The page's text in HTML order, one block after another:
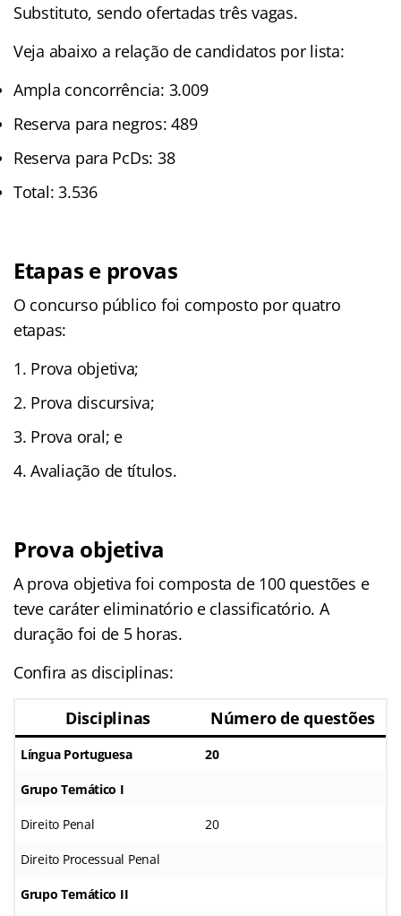
Substituto, sendo ofertadas três vagas.
Veja abaixo a relação de candidatos por lista:
Ampla concorrência: 3.009
Reserva para negros: 489
Reserva para PcDs: 38
Total: 3.536
Etapas e provas
O concurso público foi composto por quatro
etapas:
Prova objetiva;
Prova discursiva;
Prova oral; e
Avaliação de títulos.
Prova objetiva
A prova objetiva foi composta de 100 questões e
teve caráter eliminatório e classificatório. A
duração foi de 5 horas.
Confira as disciplinas:
Disciplinas Número de questões
Língua Portuguesa 20
Grupo Temático I
Direito Penal 20
Direito Processual Penal
Grupo Temático II